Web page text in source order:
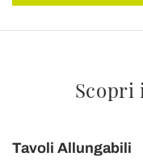
Tavoli Allungabili